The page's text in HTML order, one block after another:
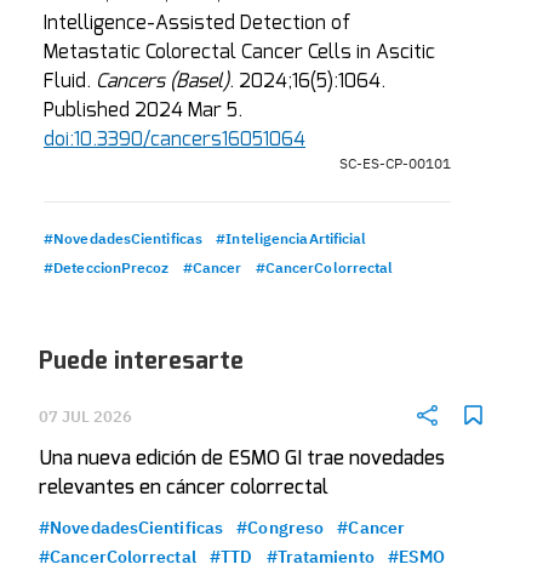
Intelligence-Assisted Detection of
Metastatic Colorectal Cancer Cells in Ascitic
Fluid. Cancers (Basel). 2024;16(5):1064.
Published 2024 Mar 5.
doi:10.3390/cancers16051064
SC-ES-CP-00101
#NovedadesCientificas
#InteligenciaArtificial
#DeteccionPrecoz
#Cancer #CancerColorrectal
Puede interesarte
07 JUL 2026
Una nueva edición de ESMO GI trae novedades
relevantes en cáncer colorrectal
#NovedadesCientificas #Congreso
#Cancer
#CancerColorrectal
#TTD #Tratamiento #ESMO